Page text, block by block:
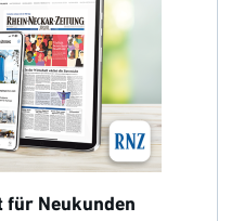
für Neukunden